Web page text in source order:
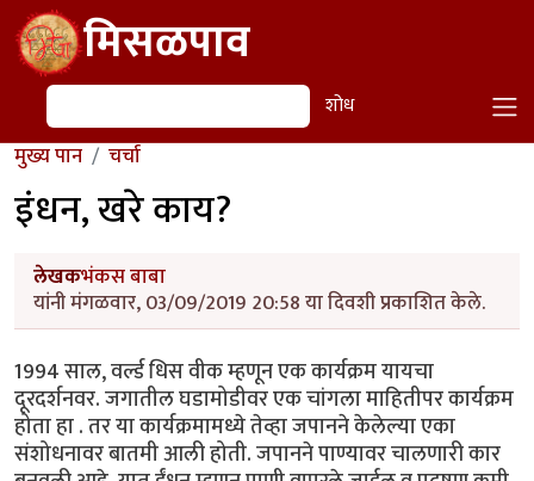
Skip to main contentमिसळपाव
शोध शोध
मुख्य पान चर्चा
इंधन, खरे काय?
लेखकभंकस बाबा
यांनी मंगळवार, 03/09/2019 20:58 या दिवशी प्रकाशित केले.
1994 साल, वर्ल्ड धिस वीक म्हणून एक कार्यक्रम यायचा
दूरदर्शनवर. जगातील घडामोडीवर एक चांगला माहितीपर कार्यक्रम
होता हा . तर या कार्यक्रमामध्ये तेव्हा जपानने केलेल्या एका
संशोधनावर बातमी आली होती. जपानने पाण्यावर चालणारी कार